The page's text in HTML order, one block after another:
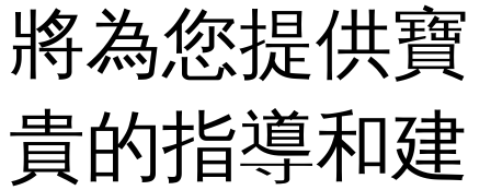
將為您提供寶
貴的指導和建